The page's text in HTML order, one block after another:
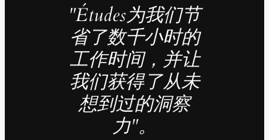
"Études为我们节
省了数千小时的
工作时间，并让
我们获得了从未
想到过的洞察
力"。